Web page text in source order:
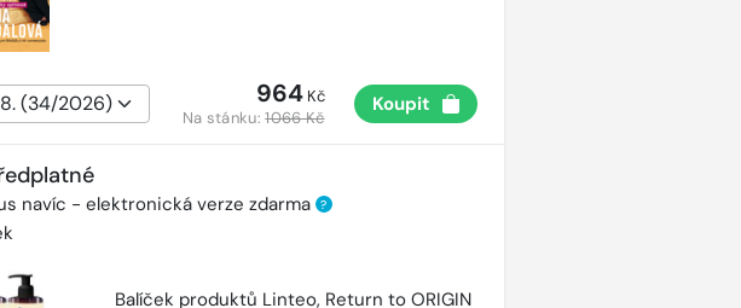
964Kč
Na stánku:1066 Kč
Koupit
navíc - elektronická verze zdarma ?
Balíček produktů Linteo, Return to ORIGIN